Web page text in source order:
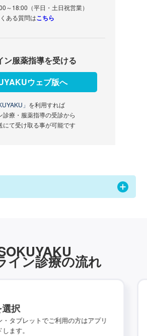
～18:00（平日・土日祝営業）
ある質問はこちら
ン服薬指導を受ける
ウェブ版へ
」 を利用すれば
診療・服薬指導の受診から
にて受け取る事が可能です
イン診療の流れ
択
・タブレットでご利用の方はアプリ
ます。